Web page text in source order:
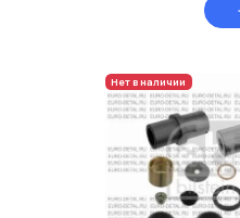
Нет в наличии